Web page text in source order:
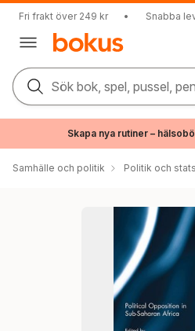
Fri frakt över 249 kr • Snabba
Sök bok, spel, pussel,
Skapa nya rutiner –
Samhälle och politik Politik och